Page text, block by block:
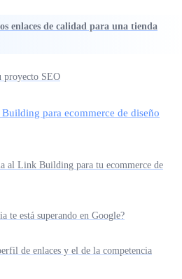
enlaces de calidad para una tienda
proyecto SEO
para ecommerce de diseño
al Link Building para tu ecommerce de
te está superando en Google?
de enlaces y el de la competencia